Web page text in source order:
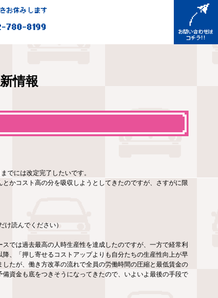
お休みします
780-8199
情報
でには改定完了したいです。
かコスト高の分を吸収しようとしてきたのですが、さすがに限
読んでください）
スでは過去最高の人時生産性を達成したのですが、一方で経常利
、「押し寄せるコストアップよりも自分たちの生産性向上が早
たが、働き方改革の流れで全員の労働時間の圧縮と最低賃金の
資金も底をつきそうになってきたので、いよいよ最後の手段で